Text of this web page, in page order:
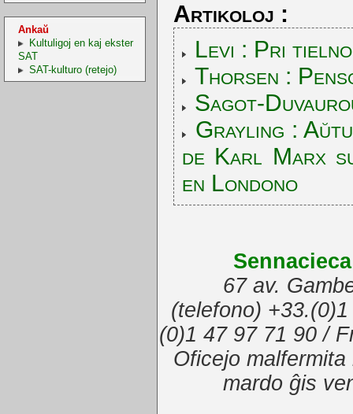
Ankaŭ
Kultuligoj en kaj ekster
SAT
SAT-kulturo (retejo)
Artikoloj :
Levi : Pri
Thorsen :
Sagot-
Grayling :
de Karl Marx
en Londono
67 av.
(telefono)
(0)1 47 97 71 90 /
Oficejo
mardo ĝis